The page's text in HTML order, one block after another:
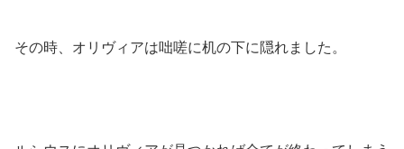
その時、オリヴィアは咄嗟に机の下に隠れました。